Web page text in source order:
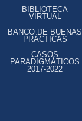
BIBLIOTECA
VIRTUAL
BANCO DE BUENAS
PRÁCTICAS
CASOS
PARADIGMÁTICOS
2017-2022